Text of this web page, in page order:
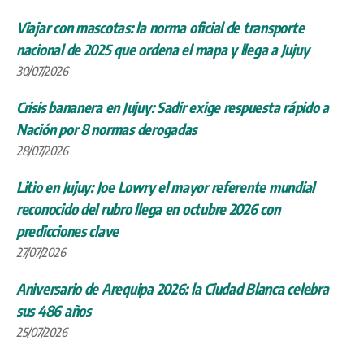
Viajar con mascotas: la norma oficial de transporte
nacional de 2025 que ordena el mapa y llega a Jujuy
30/07/2026
Crisis bananera en Jujuy: Sadir exige respuesta rápido a
Nación por 8 normas derogadas
28/07/2026
Litio en Jujuy: Joe Lowry el mayor referente mundial
reconocido del rubro llega en octubre 2026 con
predicciones clave
27/07/2026
Aniversario de Arequipa 2026: la Ciudad Blanca celebra
sus 486 años
25/07/2026